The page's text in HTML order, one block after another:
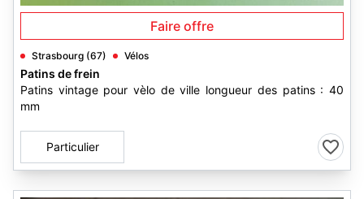
Faire offre
Strasbourg (67) Vélos
Patins de frein
Patins vintage pour vèlo de ville longueur des patins : 40
mm
Particulier